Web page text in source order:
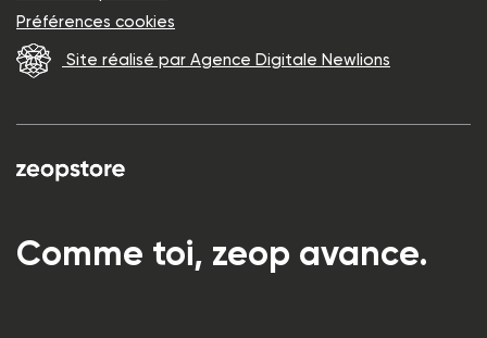
Comme toi, zeop avance.
Préférences cookies
Site réalisé par Agence Digitale Newlions